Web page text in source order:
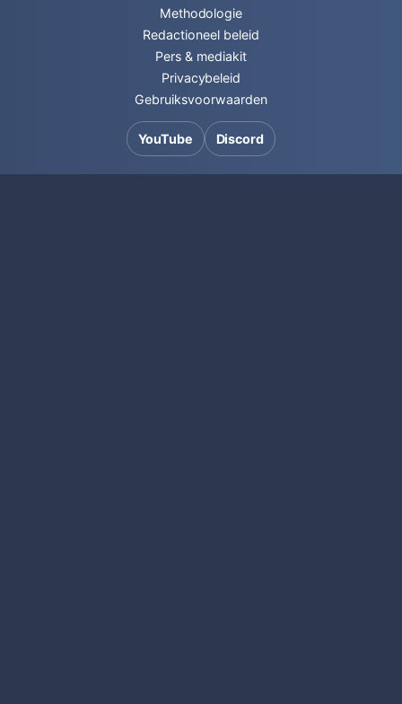
Methodologie
Redactioneel beleid
Pers & mediakit
Privacybeleid
Gebruiksvoorwaarden
YouTube Discord